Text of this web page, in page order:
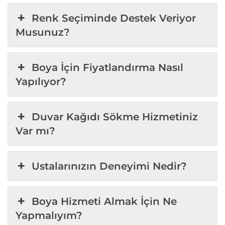
Renk Seçiminde Destek Veriyor
Musunuz?
Boya İçin Fiyatlandırma Nasıl
Yapılıyor?
Duvar Kağıdı Sökme Hizmetiniz
Var mı?
Ustalarınızın Deneyimi Nedir?
Boya Hizmeti Almak İçin Ne
Yapmalıyım?